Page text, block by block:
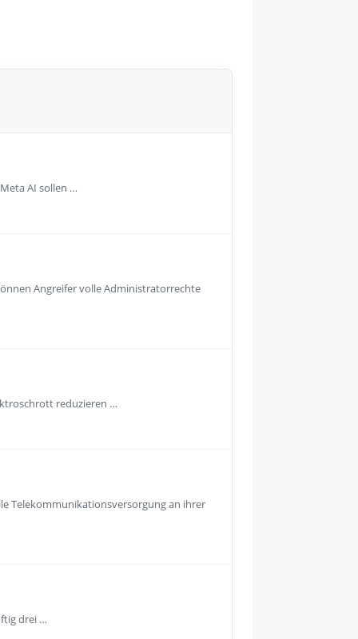
AI sollen …
Angreifer volle Administratorrechte
reduzieren …
Telekommunikationsversorgung an ihrer
drei …